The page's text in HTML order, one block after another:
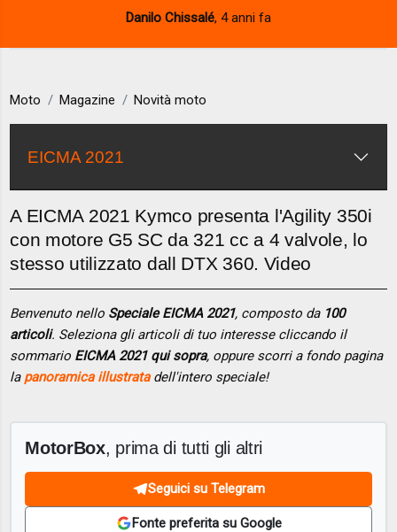
d
e
o
Danilo Chissalé, 4 anni fa
Moto Magazine Novità moto
EICMA 2021
A EICMA 2021 Kymco presenta l'Agility 350i
con motore G5 SC da 321 cc a 4 valvole, lo
stesso utilizzato dall DTX 360. Video
Benvenuto nello Speciale EICMA 2021, composto da 100
articoli. Seleziona gli articoli di tuo interesse cliccando il
sommario EICMA 2021 qui sopra, oppure scorri a fondo pagina
la panoramica illustratadell'intero speciale!
MotorBox, prima di tutti gli altri
Seguici su Telegram
Fonte preferita su Google